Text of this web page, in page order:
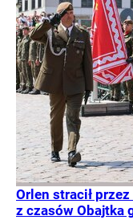
Orlen stracił
z czasów Obajtka